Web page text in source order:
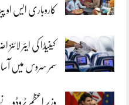
کاروباری ایس او
کینیڈا کی ایئر
سمر سروس میں
وزیر اعظم ٹروڈو